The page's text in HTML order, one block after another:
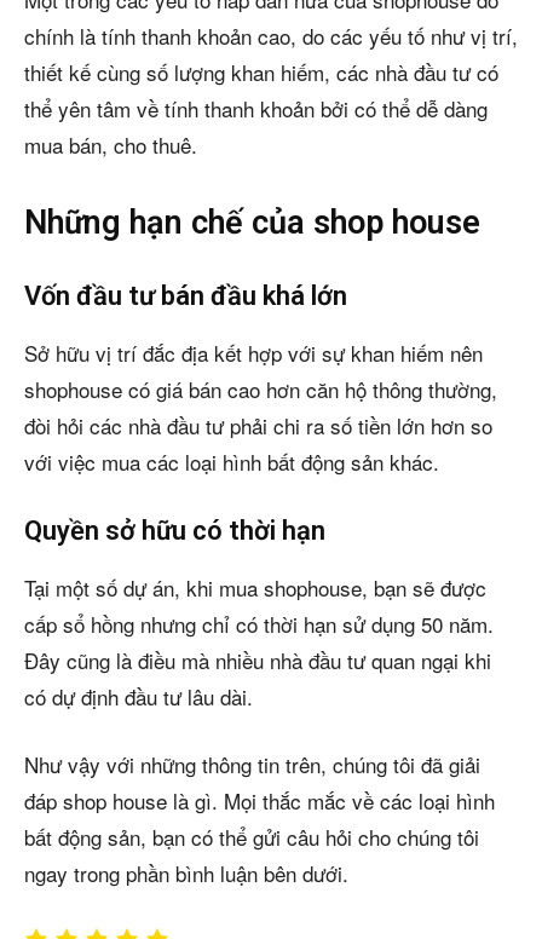
chính là tính thanh khoản cao, do các yếu tố như vị trí,
thiết kế cùng số lượng khan hiếm, các nhà đầu tư có
thể yên tâm về tính thanh khoản bởi có thể dễ dàng
mua bán, cho thuê.
Những hạn chế của shop house
Vốn đầu tư bán đầu khá lớn
Sở hữu vị trí đắc địa kết hợp với sự khan hiếm nên
shophouse có giá bán cao hơn căn hộ thông thường,
đòi hỏi các nhà đầu tư phải chi ra số tiền lớn hơn so
với việc mua các loại hình bất động sản khác.
Quyền sở hữu có thời hạn
Tại một số dự án, khi mua shophouse, bạn sẽ được
cấp sổ hồng nhưng chỉ có thời hạn sử dụng 50 năm.
Đây cũng là điều mà nhiều nhà đầu tư quan ngại khi
có dự định đầu tư lâu dài.
Như vậy với những thông tin trên, chúng tôi đã giải
đáp shop house là gì. Mọi thắc mắc về các loại hình
bất động sản, bạn có thể gửi câu hỏi cho chúng tôi
ngay trong phần bình luận bên dưới.